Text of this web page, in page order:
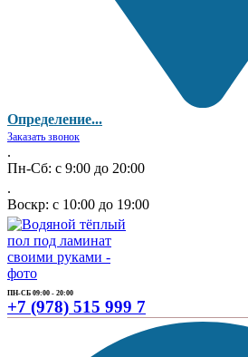
Определение...
Заказать звонок
.
Пн-Сб: с 9:00 до 20:00
.
Воскр: с 10:00 до 19:00
ПН-СБ 09:00 - 20:00
+7 (978) 515 999 7